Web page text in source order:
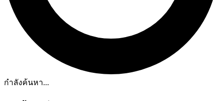
กำลังค้นหา...